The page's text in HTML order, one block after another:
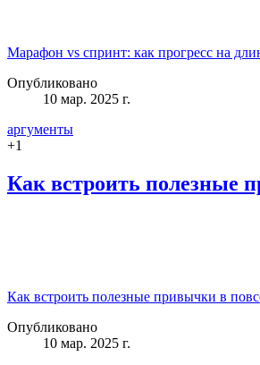
Марафон vs спринт: как прогресс на
Опубликовано
10 мар. 2025 г.
аргументы
+1
Как встроить полезные
Как встроить полезные привычки в
Опубликовано
10 мар. 2025 г.